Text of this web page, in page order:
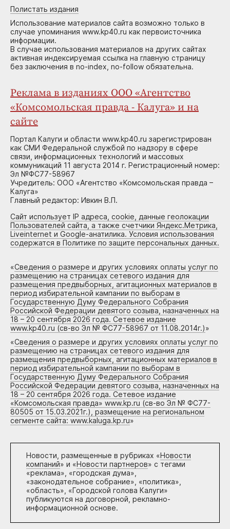
Полистать издания
Использование материалов сайта возможно только в
случае упоминания www.kp40.ru как первоисточника
информации.
В случае использования материалов на других сайтах
активная индексируемая ссылка на главную страницу
без заключения в no-index, no-follow обязательна.
Реклама в изданиях ООО «Агентство
«Комсомольская правда - Калуга» и на
сайте
Портал Калуги и области www.kp40.ru зарегистрирован
как СМИ Федеральной службой по надзору в сфере
связи, информационных технологий и массовых
коммуникаций 11 августа 2014 г. Регистрационный номер:
Эл №ФС77-58967
Учредитель: ООО «Агентство «Комсомольская правда –
Калуга»
Главный редактор: Ивкин В.П.
Сайт использует IP адреса, cookie, данные геолокации
Пользователей сайта, а также счетчики Яндекс.Метрика,
Liveinternet и Google-анатилика. Условия использования
содержатся в Политике по защите персональных данных.
«Сведения о размере и других условиях оплаты услуг по
размещению на страницах сетевого издания для
размещения предвыборных, агитационных материалов в
период избирательной кампании по выборам в
Государственную Думу Федерального Собрания
Российской Федерации девятого созыва, назначенных на
18 – 20 сентября 2026 года. Сетевое издание
www.kp40.ru (св-во Эл № ФС77-58967 от 11.08.2014г.)»
«Сведения о размере и других условиях оплаты услуг по
размещению на страницах сетевого издания для
размещения предвыборных, агитационных материалов в
период избирательной кампании по выборам в
Государственную Думу Федерального Собрания
Российской Федерации девятого созыва, назначенных на
18 – 20 сентября 2026 года. Сетевое издание
«Комсомольская правда» www.kp.ru (св-во Эл № ФС77-
80505 от 15.03.2021г.), размещение на региональном
сегменте сайта: www.kaluga.kp.ru»
Новости, размещенные в рубриках «Новости
компаний» и «Новости партнеров» с тегами
«реклама», «городская дума»,
«законодательное собрание», «политика»,
«область», «Городской голова Калуги»
публикуются на договорной, рекламно-
информационной основе.